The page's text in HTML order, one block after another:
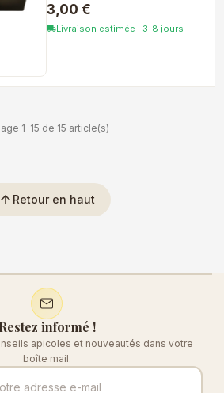
3,00 €
local_shippingLivraison estimée : 3-8 jours
1-15 de 15 article(s)
arrow_upward Retour en haut
Restez informé !
apicoles et nouveautés dans votre
boîte mail.